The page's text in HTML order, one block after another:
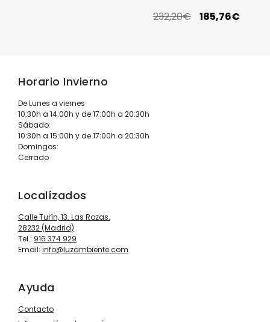
232,20€ 185,76€
Horario Invierno
De Lunes a viernes
10:30h a 14:00h y de 17:00h a 20:30h
Sábado:
10:30h a 15:00h y de 17:00h a 20:30h
Domingos:
Cerrado
Localízados
Calle Turín, 13. Las Rozas.
28232 (Madrid)
Tel.: 916 374 929
Email: info@luzambiente.com
Ayuda
Contacto